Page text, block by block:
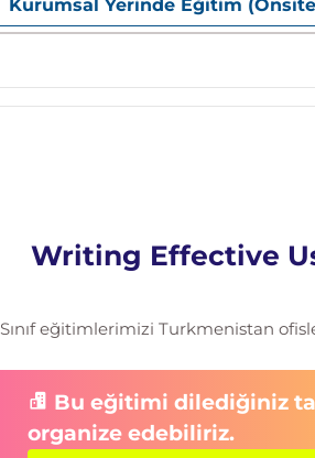
Kurumsal Yerinde Eğitim
Writing Effective
Sınıf eğitimlerimizi Turkmenistan
Bu eğitimi dilediğiniz
organize edebiliriz.